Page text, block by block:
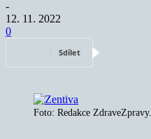
-
12. 11. 2022
0
Sdílet
Foto: Redakce